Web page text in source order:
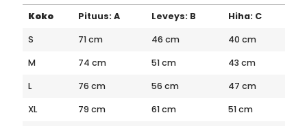
Koko Pituus: A Leveys: B
Hiha: C
S
71 cm 46 cm
40 cm
M
74 cm 51 cm
43 cm
L
76 cm 56 cm
47 cm
XL
79 cm 61 cm
51 cm